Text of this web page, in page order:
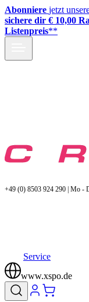
Abonniere jetzt
sichere dir € 10,00
Listenpreis**
+49 (0) 8503 924 290 | Mo -
Service
www.xspo.de